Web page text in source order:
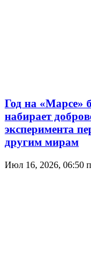
Год на «Марсе»
набирает
эксперимента
другим мирам
Июл 16, 2026, 06:50